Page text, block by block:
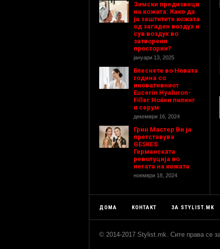
Зимски предизвици
на кожата: Како да
ја заштитите кожата
од загаден воздух и
сув воздух во
затворени
простории?
јануари 13, 2025
Блеснете во Новата
година со
иновативниот
Eucerin Hyaluron-
Filler Ноќен пилинг
и серум
декември 16, 2024
Грин Мастер Ви ја
претставува
GESKE®
Германската
револуција во
негата на кожата
ноември 18, 2024
ДОМА КОНТАКТ ЗА STYLIST.MK
© 2014-2017 Stylist.mk. Сите права се